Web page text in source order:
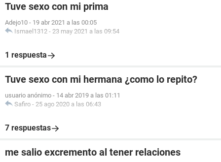
Tuve sexo con mi prima
Adejo10 - 19 abr 2021 a las 00:05
Ismael1312 - 23 may 2021 a las 09:54
1 respuesta
Tuve sexo con mi hermana ¿como lo repito?
usuario anónimo - 14 abr 2019 a las 01:11
Safiro - 25 ago 2020 a las 06:43
7 respuestas
me salio excremento al tener relaciones